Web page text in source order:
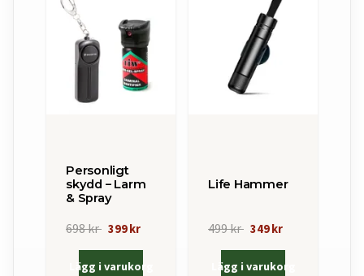
Personligt
skydd – Larm
& Spray
698 kr 399 kr
Lägg i varukorg
Life Hammer
499 kr 349 kr
Lägg i varukorg